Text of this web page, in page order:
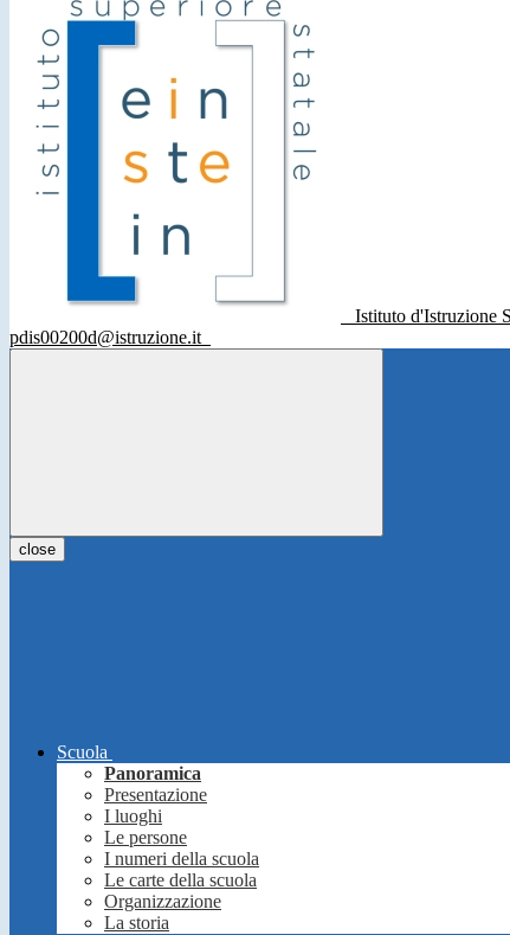
Istituto d'Istruzione
pdis00200d@istruzione.it
close
Scuola
Panoramica
Presentazione
I luoghi
Le persone
I numeri della scuola
Le carte della scuola
Organizzazione
La storia